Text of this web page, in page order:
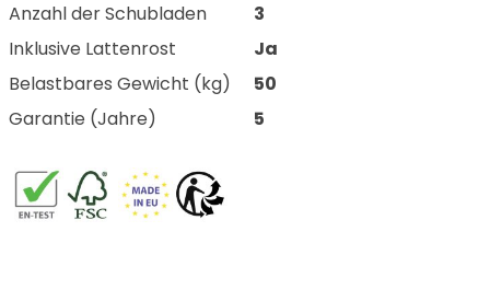
Anzahl der Schubladen
3
Inklusive Lattenrost
Ja
Belastbares Gewicht (kg)
50
Garantie (Jahre)
5